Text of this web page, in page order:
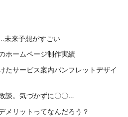
未来予想がすごい
ホームページ制作実績
たサービス案内パンフレットデザイ
談。気づかずに〇〇…
メリットってなんだろう？